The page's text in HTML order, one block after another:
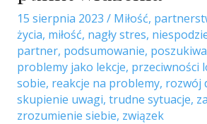
15 sierpnia 2023 / Miłość,
życia, miłość, nagły stres,
partner, podsumowanie,
problemy jako lekcje, przeciwności
sobie, reakcje na problemy, rozwój
skupienie uwagi, trudne sytuacje,
zrozumienie siebie, związek